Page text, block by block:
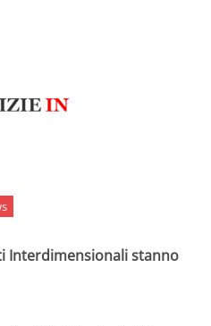
Interdimensionali stanno